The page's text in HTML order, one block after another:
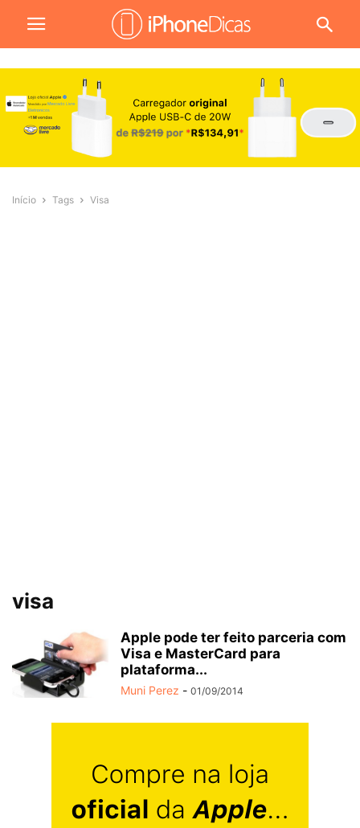
Início Tags Visa
visa
Apple pode ter feito parceria com
Visa e MasterCard para
plataforma...
Muni Perez - 01/09/2014